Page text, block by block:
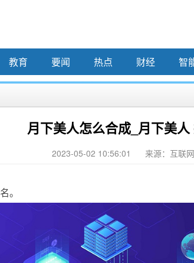
教育 要闻 热点 财经 智
月下美人怎么合成_月下美人
2023-05-02 10:56:01 来源：互联网
。